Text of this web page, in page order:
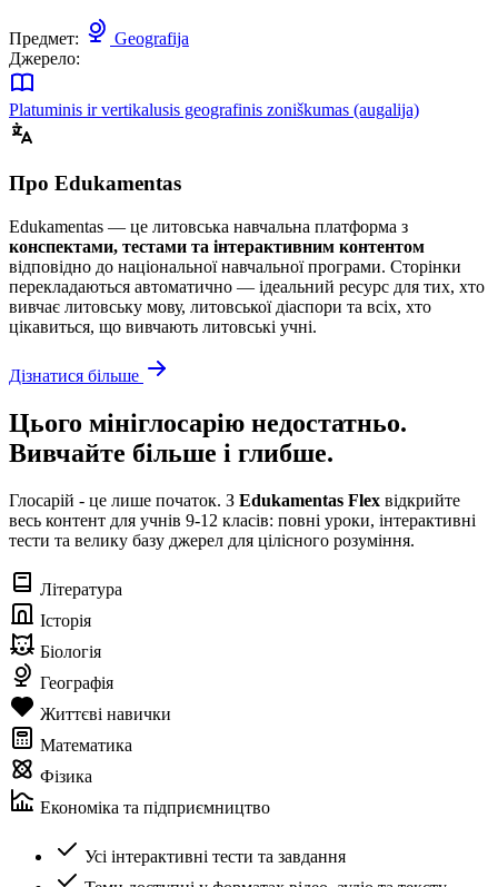
Предмет:
Geografija
Джерело:
Platuminis ir vertikalusis geografinis zoniškumas (augalija)
Про Edukamentas
Edukamentas — це литовська навчальна платформа з
конспектами, тестами та інтерактивним контентом
відповідно до національної навчальної програми. Сторінки
перекладаються автоматично — ідеальний ресурс для тих, хто
вивчає литовську мову, литовської діаспори та всіх, хто
цікавиться, що вивчають литовські учні.
Дізнатися більше
Цього мініглосарію недостатньо.
Вивчайте більше і глибше.
Глосарій - це лише початок. З Edukamentas Flex відкрийте
весь контент для учнів 9-12 класів: повні уроки, інтерактивні
тести та велику базу джерел для цілісного розуміння.
Література
Історія
Біологія
Географія
Життєві навички
Математика
Фізика
Економіка та підприємництво
Усі інтерактивні тести та завдання